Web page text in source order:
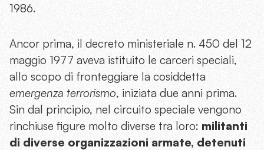
1986.
Ancor prima, il decreto ministeriale n. 450 del 12
maggio 1977 aveva istituito le carceri speciali,
allo scopo di fronteggiare la cosiddetta
emergenza terrorismo, iniziata due anni prima.
Sin dal principio, nel circuito speciale vengono
rinchiuse figure molto diverse tra loro: militanti
di diverse organizzazioni armate, detenuti